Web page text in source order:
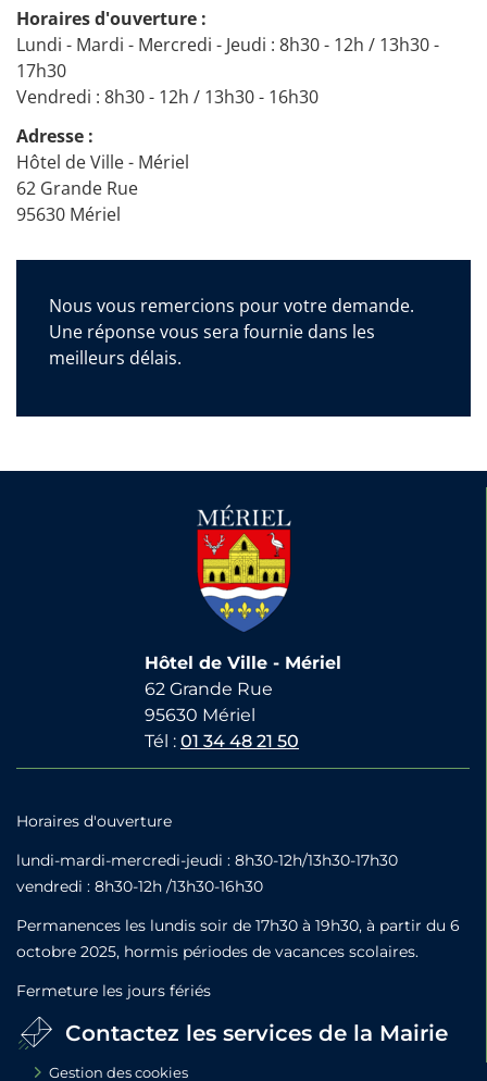
Horaires d'ouverture :
Lundi - Mardi - Mercredi - Jeudi : 8h30 - 12h / 13h30 -
17h30
Vendredi : 8h30 - 12h / 13h30 - 16h30
Adresse :
Hôtel de Ville - Mériel
62 Grande Rue
95630 Mériel
Nous vous remercions pour votre demande.
Une réponse vous sera fournie dans les
meilleurs délais.
Hôtel de Ville - Mériel
62 Grande Rue
95630 Mériel
Tél : 01 34 48 21 50
Horaires d'ouverture
lundi-mardi-mercredi-jeudi : 8h30-12h/13h30-17h30
vendredi : 8h30-12h /13h30-16h30
Permanences les lundis soir de 17h30 à 19h30, à partir du 6
octobre 2025, hormis périodes de vacances scolaires.
Fermeture les jours fériés
Contactez les services de la Mairie
Gestion des cookies